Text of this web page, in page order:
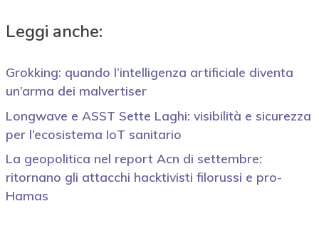
Leggi anche:
Grokking: quando l’intelligenza artificiale diventa
un’arma dei malvertiser
Longwave e ASST Sette Laghi: visibilità e sicurezza
per l’ecosistema IoT sanitario
La geopolitica nel report Acn di settembre:
ritornano gli attacchi hacktivisti filorussi e pro-
Hamas